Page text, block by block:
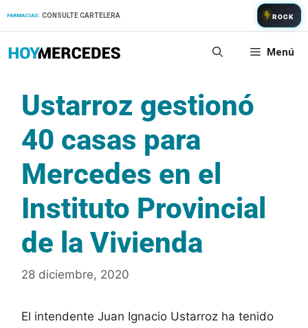
FARMACIAS: CONSULTE CARTELERA ROCK
Menú
Ustarroz gestionó
40 casas para
Mercedes en el
Instituto Provincial
de la Vivienda
28 diciembre, 2020
El intendente Juan Ignacio Ustarroz ha tenido